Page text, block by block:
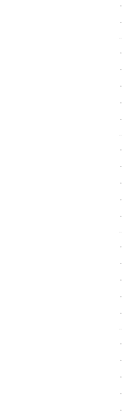
·
·
·
·
·
·
·
·
·
·
·
·
·
·
·
·
·
·
·
·
·